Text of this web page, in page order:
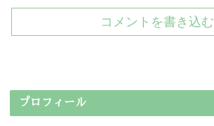
コメントを書き込む
プロフィール